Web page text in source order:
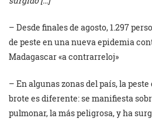
– Desde finales de agosto, 1.297
de peste en una nueva epidemia
Madagascar «a contrarreloj»
– En algunas zonas del país, la
brote es diferente: se manifiesta
pulmonar, la más peligrosa, y ha